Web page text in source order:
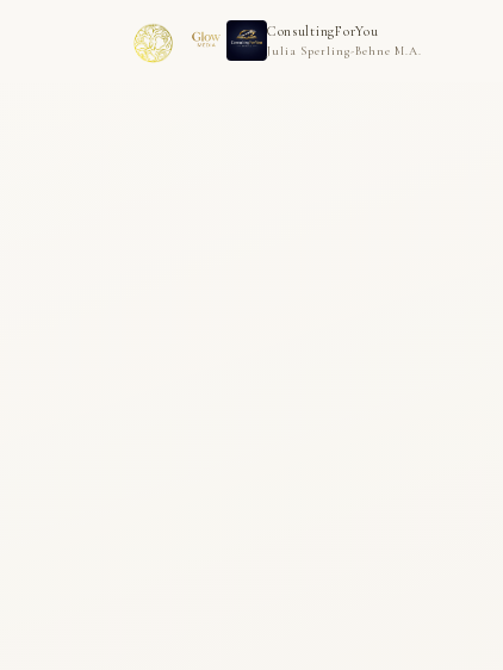
ConsultingForYou
Julia Sperling-Behne M.A.